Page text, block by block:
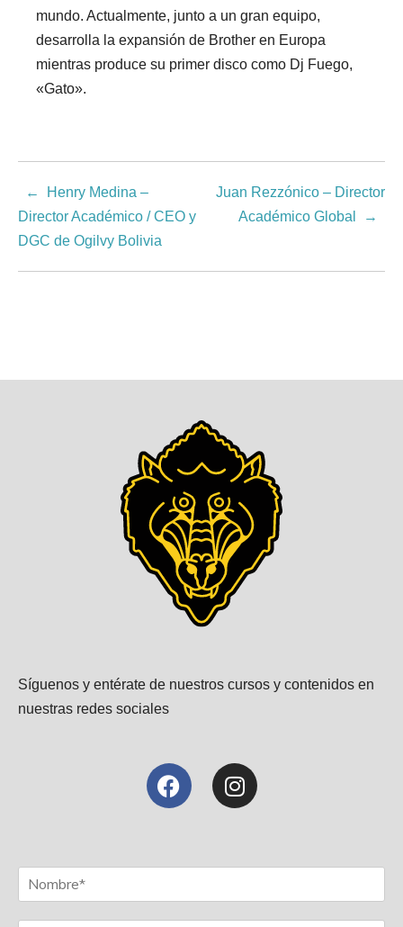
mundo. Actualmente, junto a un gran equipo,
desarrolla la expansión de Brother en Europa
mientras produce su primer disco como Dj Fuego,
«Gato».
Henry Medina –
Director Académico / CEO y
DGC de Ogilvy Bolivia
Juan Rezzónico – Director
Académico Global
Síguenos y entérate de nuestros cursos y contenidos en
nuestras redes sociales